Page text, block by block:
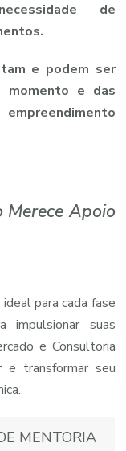
de
e podem ser
momento e das
Merece Apoio
para cada fase
impulsionar suas
e Consultoria
e transformar seu
MENTORIA